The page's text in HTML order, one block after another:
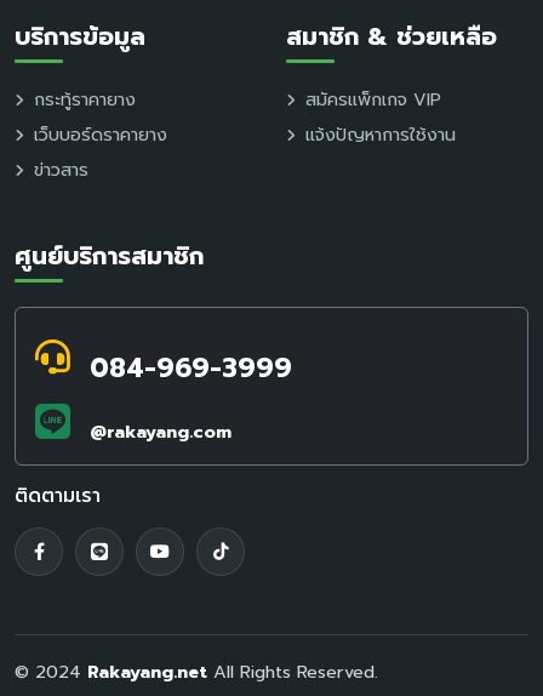
บริการข้อมูล
กระทู้ราคายาง
เว็บบอร์ดราคายาง
ข่าวสาร
สมาชิก & ช่วยเหลือ
สมัครแพ็กเกจ VIP
แจ้งปัญหาการใช้งาน
ศูนย์บริการสมาชิก
084-969-3999
@rakayang.com
ติดตามเรา
© 2024 Rakayang.net All Rights Reserved.